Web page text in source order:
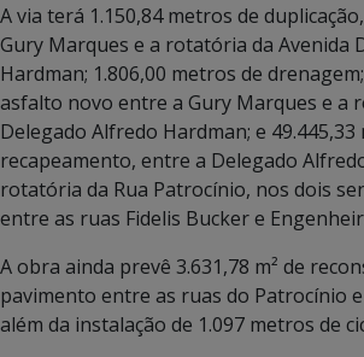
A via terá 1.150,84 metros de
Gury Marques e a rotatória da Avenida
Hardman; 1.806,00 metros de
asfalto novo entre a Gury Marques e a
Delegado Alfredo Hardman; e 49.445,33
recapeamento, entre a Delegado
rotatória da Rua Patrocínio, nos dois
entre as ruas Fidelis Bucker e
A obra ainda prevê 3.631,78 m² de
pavimento entre as ruas do Patrocínio
além da instalação de 1.097 metros de